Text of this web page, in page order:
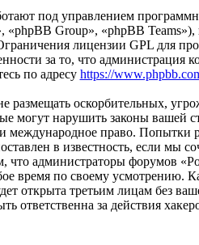
под управлением
«phpBB Group», «phpBB
лицензии GPL для
за то, что
по адресу https://
размещать оскорбительных,
могут нарушить законы вашей
международное право. Попытки
в известность, если мы
что администраторы форумов
время по своему усмотрению.
открыта третьим лицам без
ответственна за действия